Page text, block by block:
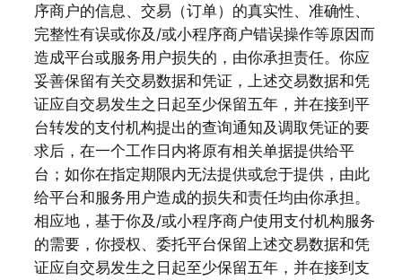
序商户的信息、交易（订单）的真实性、准确性、
完整性有误或你及/或小程序商户错误操作等原因而
造成平台或服务用户损失的，由你承担责任。你应
妥善保留有关交易数据和凭证，上述交易数据和凭
证应自交易发生之日起至少保留五年，并在接到平
台转发的支付机构提出的查询通知及调取凭证的要
求后，在一个工作日内将原有相关单据提供给平
台；如你在指定期限内无法提供或怠于提供，由此
给平台和服务用户造成的损失和责任均由你承担。
相应地，基于你及/或小程序商户使用支付机构服务
的需要，你授权、委托平台保留上述交易数据和凭
证应自交易发生之日起至少保留五年，并在接到支